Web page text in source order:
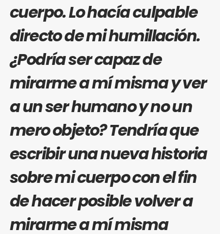
cuerpo. Lo hacía culpable
directo de mi humillación.
¿Podría ser capaz de
mirarme a mí misma y ver
a un ser humano y no un
mero objeto? Tendría que
escribir una nueva historia
sobre mi cuerpo con el fin
de hacer posible volver a
mirarme a mí misma